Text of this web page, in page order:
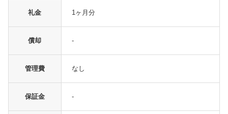
礼金 1ヶ月分
償却 -
管理費 なし
保証金 -